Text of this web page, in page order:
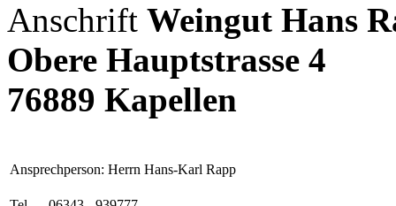
Anschrift Weingut Hans
Obere Hauptstrasse 4
76889 Kapellen
Ansprechperson: Herrn Hans-Karl Rapp